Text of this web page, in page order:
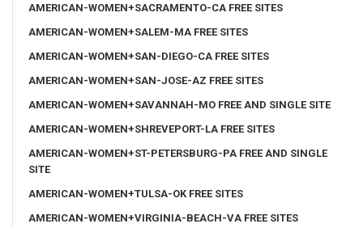
AMERICAN-WOMEN+SACRAMENTO-CA FREE SITES
AMERICAN-WOMEN+SALEM-MA FREE SITES
AMERICAN-WOMEN+SAN-DIEGO-CA FREE SITES
AMERICAN-WOMEN+SAN-JOSE-AZ FREE SITES
AMERICAN-WOMEN+SAVANNAH-MO FREE AND SINGLE SITE
AMERICAN-WOMEN+SHREVEPORT-LA FREE SITES
AMERICAN-WOMEN+ST-PETERSBURG-PA FREE AND SINGLE
SITE
AMERICAN-WOMEN+TULSA-OK FREE SITES
AMERICAN-WOMEN+VIRGINIA-BEACH-VA FREE SITES